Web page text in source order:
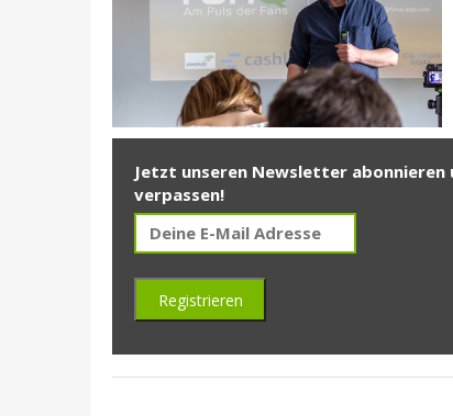
Jetzt unseren Newsletter abonnieren
verpassen!